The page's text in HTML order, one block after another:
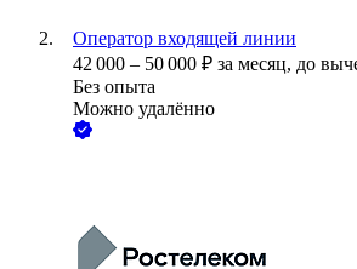
Оператор входящей линии
42 000 – 50 000 ₽ за месяц, до
Без опыта
Можно удалённо